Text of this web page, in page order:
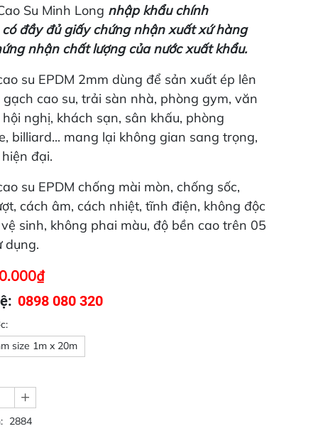
Su Minh Long nhập khẩu chính
đầy đủ giấy chứng nhận xuất xứ hàng
nhận chất lượng của nước xuất khẩu.
su EPDM 2mm dùng để sản xuất ép lên
cao su, trải sàn nhà, phòng gym, văn
nghị, khách sạn, sân khấu, phòng
billiard... mang lại không gian sang trọng,
đại.
su EPDM chống mài mòn, chống sốc,
cách âm, cách nhiệt, tĩnh điện, không độc
sinh, không phai màu, độ bền cao trên 05
dụng.
0898 080 320
size 1m x 20m
+
2884